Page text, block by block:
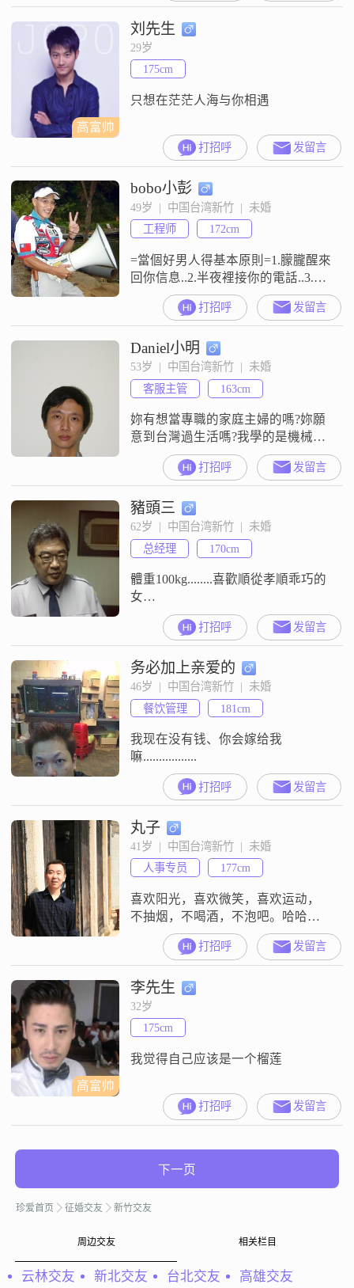
外表的我看似豔麗但我內心淑女 永
遠相信那句 簡簡單單才是真 希望能
在這個平臺找到彼此能相互扶持 相
濡以沫 能有著共同的人生價值觀一
起創造一個溫馨的家庭 更是能體會
到這世界人情溫暖
高富帅
刘先生
29岁
175cm
只想在茫茫人海与你相遇
打招呼 发留言
bobo小彭
49岁  |  中国台湾新竹  |  未婚
工程师
172cm
=當個好男人得基本原則=1.朦朧醒來
回你信息..2.半夜裡接你的電話..3.告
訴你——到家了就發消息給他..4.你
半夜睡不著發消息給他..他會陪你聊
天..5.雨天..同撐一把傘..他衣服的一
半是濕的..6.不論走到哪裡..都一直拉
著你的手..7.願意吃你吃不下的東
西..8.從來不遲到..你遲到他不會生氣
9.不論去哪裡.
打招呼 发留言
Daniel小明
53岁  |  中国台湾新竹  |  未婚
客服主管
163cm
妳有想當專職的家庭主婦的嗎?妳願
意到台灣過生活嗎?我學的是機械，
自動控制，產線提升，資訊分析所
以我覺得~ 不愁沒工作~ 就算人類文
明瞬間消失~我的求生技能更多...我
是白羊座O型血，據說這樣的人容易
發脾氣~但我知道，所以我絕不輕易
動怒..以致大部份人都覺得我是好好
先生...現缺愛妻一枚~ 待遇佳!!!
打招呼 发留言
豬頭三
62岁  |  中国台湾新竹  |  未婚
总经理
170cm
體重100kg........喜歡順從孝順乖巧的
女
孩
打招呼 发留言
务必加上亲爱的
46岁  |  中国台湾新竹  |  未婚
餐饮管理
181cm
我现在没有钱、你会嫁给我
嘛.................
打招呼 发留言
丸子
41岁  |  中国台湾新竹  |  未婚
人事专员
177cm
喜欢阳光，喜欢微笑，喜欢运动，
不抽烟，不喝酒，不泡吧。哈哈，
这就是我，醇厚、善良、大方，土
生土长的南京人。朋友不少，友谊
关系牢固，我是一个慎重又有点冲
动的男人，梦想有自己喜欢的工
作、爱人，在一起奋斗，为将来的
孩子创造独一无二的空间。我爱我
的父母、亲戚和朋友，是他们给我
支持，对他们的爱就是最大的回
打招呼 发留言
高富帅
李先生
32岁
175cm
我觉得自己应该是一个榴莲
打招呼 发留言
下一页
珍爱首页 征婚交友 新竹交友
周边交友 相关栏目
云林交友 新北交友 台北交友 高雄交友